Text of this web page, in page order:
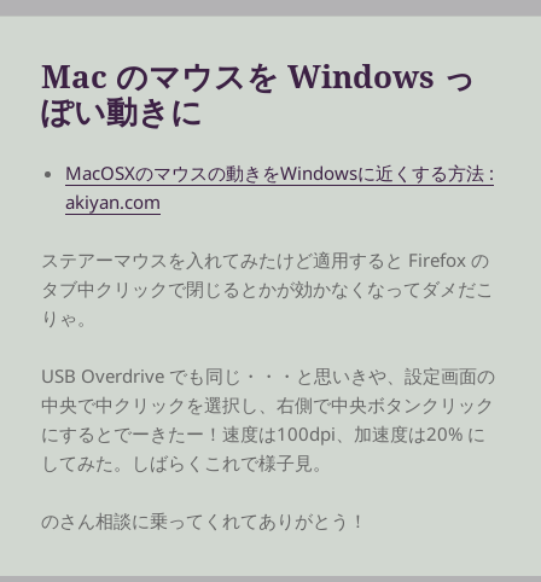
ー
Mac のマウスを Windows っ
ぽい動きに
MacOSXのマウスの動きをWindowsに近くする方法 :
akiyan.com
ステアーマウスを入れてみたけど適用すると Firefox の
タブ中クリックで閉じるとかが効かなくなってダメだこ
りゃ。
USB Overdrive でも同じ・・・と思いきや、設定画面の
中央で中クリックを選択し、右側で中央ボタンクリック
にするとでーきたー！速度は100dpi、加速度は20% に
してみた。しばらくこれで様子見。
のさん相談に乗ってくれてありがとう！